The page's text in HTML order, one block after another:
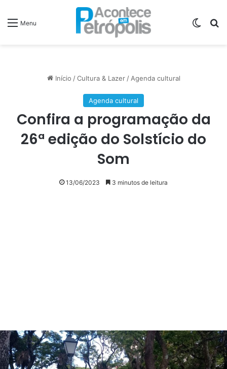
Menu
Início / Cultura & Lazer / Agenda cultural
Agenda cultural
Confira a programação da
26ª edição do Solstício do
Som
13/06/2023 3 minutos de leitura